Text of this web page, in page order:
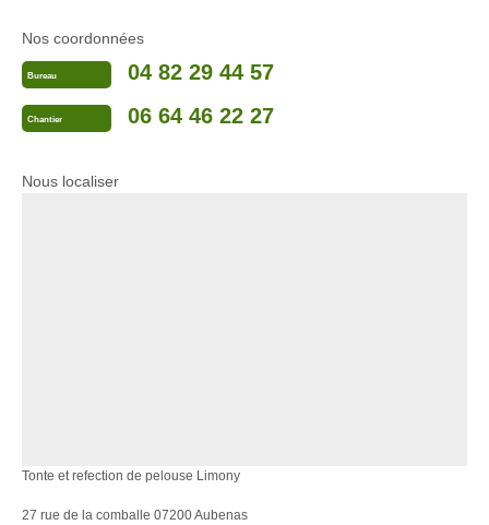
Nos coordonnées
Bureau 04 82 29 44 57
Chantier 06 64 46 22 27
Nous localiser
Tonte et refection de pelouse Limony
27 rue de la comballe 07200 Aubenas